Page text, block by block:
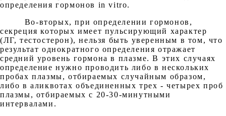
определения гормонов in vitro.
Во-вторых, при определении гормонов,
секреция которых имеет пульсирующий характер
(ЛГ, тестостерон), нельзя быть уверенным в том, что
результат однократного определения отражает
средний уровень гормона в плазме. В этих случаях
определение нужно проводить либо в нескольких
пробах плазмы, отбираемых случайным образом,
либо в аликвотах объединенных трех - четырех проб
плазмы, отбираемых с 20-30-минутными
интервалами.